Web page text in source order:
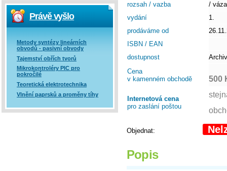
rozsah / vazba
/
vydání
1.
prodáváme od
ISBN / EAN
dostupnost
Archiv
Cena
v kamenném obchodě
500
Internetová cena
pro zaslání poštou
Objednat:
Popis
Právě vyšlo
Metody syntézy lineárních
obvodů - pasivní obvody
Tajemství obřích tvorů
Mikrokontroléry PIC pro
pokročilé
Teoretická elektrotechnika
Vlnění paprsků a proměny tíhy